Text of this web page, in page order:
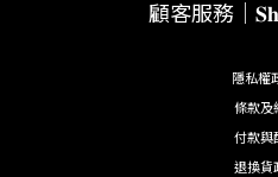
顧客服務｜
隱私權
條款及
付款與
退換貨